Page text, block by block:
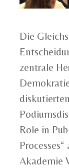
Die
zentrale
Role in
Akademie